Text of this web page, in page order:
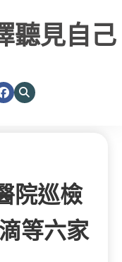
聽見自己
院巡檢
等六家